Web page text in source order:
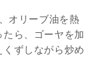
オリーブ油を熱
ら、ゴーヤを加
ずしながら炒め